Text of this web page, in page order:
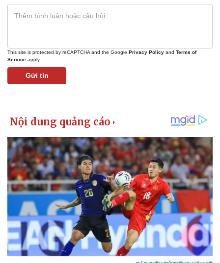
Tin nóng
This site is protected by reCAPTCHA and the Google Privacy Policy and Terms of
Service apply.
Gửi tin